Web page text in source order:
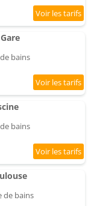
bains
bains
de bains